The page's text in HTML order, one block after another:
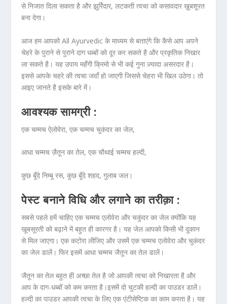
से निजात दिला सकता है और झुर्रिदार, लटकती त्वचा को कसावदार ख़ूबशूरत
बना देगा।
आज हम आपकोAll Ayurvedic के माध्यम से बताएंगे किकैसे आप अपने
चेहरे के पुराने से पुराने दाग धब्बों को दूर कर सकते है और प्रकृतिक निखार
ला सकते है। यह उपाय महँगी क्रिमो से भी कई गुना ज़्यादा असरदार है।
इससे आपके चहरे की त्वचा जवाँ हो जाएगी जिससे चेहरा भी खिल उठेगा। तो
आइए जानते है इसके बारे में।
आवश्यक सामग्री :
एक चम्मच ऐलोवेरा, एक चम्मच चुकंदर का जेल,
आधा चम्मच ज़ैतून का तेल, एक चौथाई चम्मच हल्दी,
कुछ बूँदे निम्बू रस, कुछ बूँदे शहद, गुलाब जल।
पेस्ट बनाने विधि और लगाने का तरीक़ा :
सबसे पहले हमें चाहिए एक चम्मच एलोवेरा और चकुंदर का जेल क्योंकि यह
खूबसूरती को बढ़ाने में बहुत ही कारगर है। यह जेल आपको किसी भी दुकान
से मिल जाएगा। एक कटोरा लीजिए और उसमें एक चम्मच एलोवेरा और चुकंदर
का जेल डालें। फिर इसमें आधा चम्मच जैतून का तेल डालें।
जैतून का तेल बहुत ही अच्छा तेल है जो आपकी त्वचा को निखारता है और
आप के दाग-धब्बों को कम करता है।इसमें दो चुटकी हल्दी का पाउडर डालें।
हल्दी का पाउडर आपकी त्वचा के लिए एक एंटीसेप्टिक का काम करता है। यह